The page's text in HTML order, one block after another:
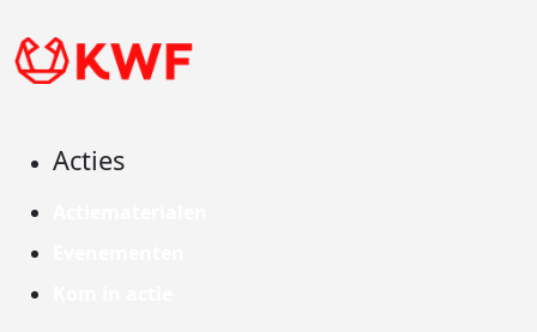
Acties